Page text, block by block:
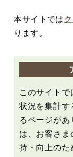
本サイトでは
ります。
このサイトで
状況を集計す
るページが
は、お客さ
持・向上のた